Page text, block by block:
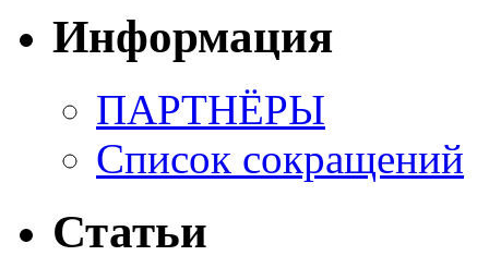
Информация
ПАРТНЁРЫ
Список сокращений
Статьи